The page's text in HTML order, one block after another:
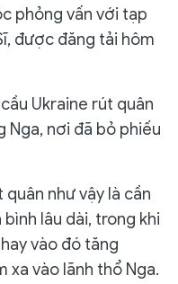
phỏng vấn với tạp
được đăng tải hôm
Ukraine rút quân
Nga, nơi đã bỏ phiếu
như vậy là cần
lâu dài, trong khi
vào đó tăng
vào lãnh thổ Nga.